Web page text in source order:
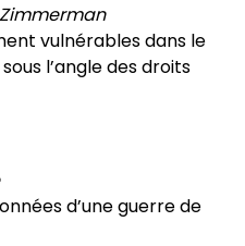
vulnérables dans le
l’angle des droits
d’une guerre de